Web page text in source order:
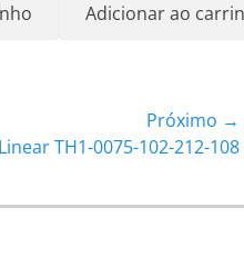
Adicionar ao
Próximo →
TH1-0075-102-212-108